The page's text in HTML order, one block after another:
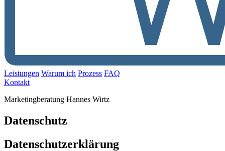
Leistungen Warum ich Prozess FAQ
Kontakt
Marketingberatung Hannes Wirtz
Datenschutz
Datenschutzerklärung